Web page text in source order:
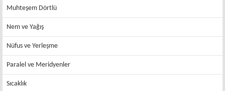
Muhteşem Dörtlü
Nem ve Yağış
Nüfus ve Yerleşme
Paralel ve Meridyenler
Sıcaklık